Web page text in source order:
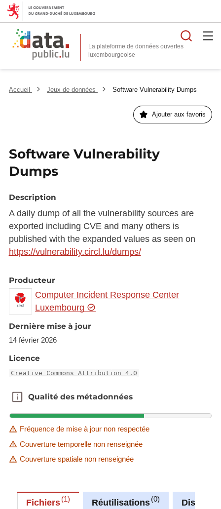
La plateforme de données ouvertes
Accueil Jeux de données Software Vulnerability Dumps
Ajouter aux favoris
Software Vulnerability
Dumps
Description
A daily dump of all the vulnerability sources are
exported including CVE and many others is
published with the expanded values as seen on
https://vulnerability.circl.lu/dumps/
Producteur
Computer Incident Response Center
Luxembourg
Dernière mise à jour
14 février 2026
Licence
Creative Commons Attribution 4.0
Qualité des métadonnées
Qualité des métadonnées
Fréquence de mise à jour non respectée
Couverture temporelle non renseignée
Couverture spatiale non renseignée
Fichiers 1 Réutilisations 0